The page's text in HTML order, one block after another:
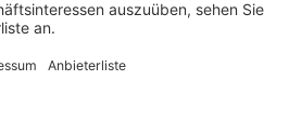
Jährige aus Köln-Holweide
Tätern war auch in